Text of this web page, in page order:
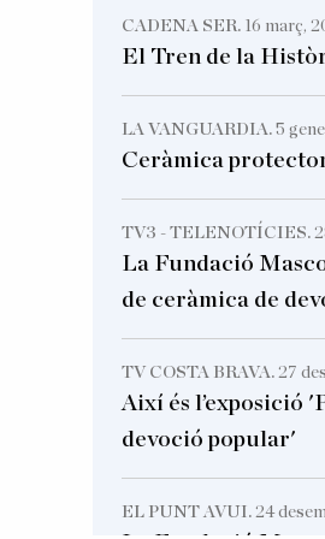
CADENA SER. 16 març,
El Tren de la
LA VANGUARDIA. 5
Ceràmica
TV3 - TELENOTÍCIES.
La Fundació
de ceràmica de
TV COSTA BRAVA. 27
Així és l’exposició
devoció popular'
EL PUNT AVUI. 24